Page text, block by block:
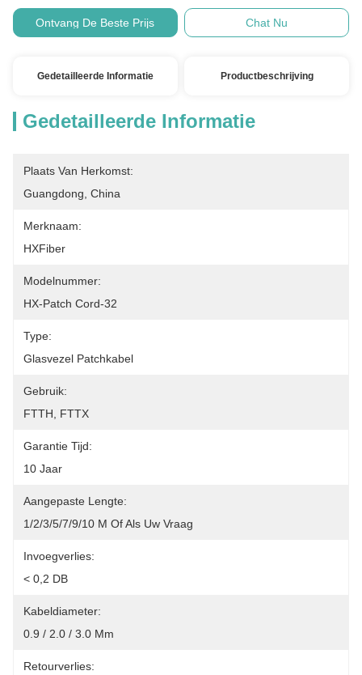
Ontvang De Beste Prijs Chat Nu
Gedetailleerde Informatie Productbeschrijving
Gedetailleerde Informatie
Plaats Van Herkomst:
Guangdong, China
Merknaam:
HXFiber
Modelnummer:
HX-Patch Cord-32
Type:
Glasvezel Patchkabel
Gebruik:
FTTH, FTTX
Garantie Tijd:
10 Jaar
Aangepaste Lengte:
1/2/3/5/7/9/10 M Of Als Uw Vraag
Invoegverlies:
< 0,2 DB
Kabeldiameter:
0.9 / 2.0 / 3.0 Mm
Retourverlies: